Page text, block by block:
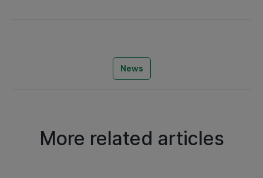
News
More related articles